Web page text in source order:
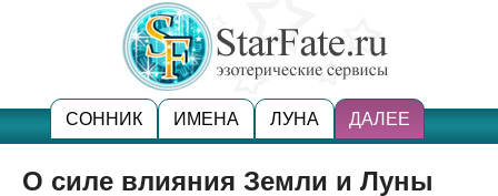
СОННИК ИМЕНА ЛУНА ДАЛЕЕ
О силе влияния Земли и Луны